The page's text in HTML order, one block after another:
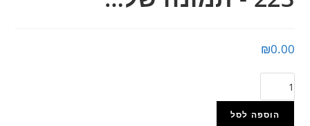
₪0.00
הוספה לסל